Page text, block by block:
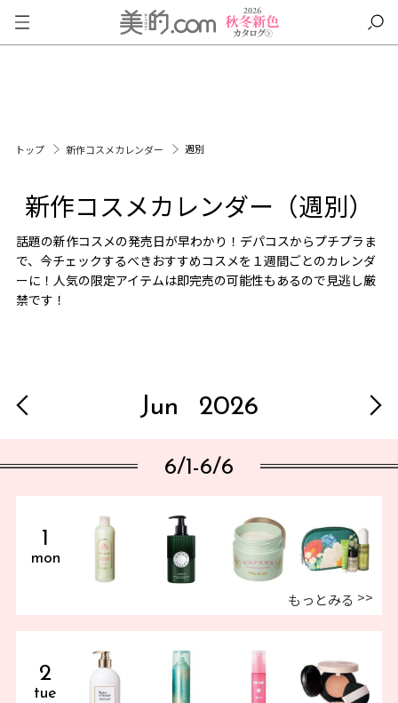
トップ 新作コスメカレンダー 週別
新作コスメカレンダー（週別）
話題の新作コスメの発売日が早わかり！デパコスからプチプラま
で、今チェックするべきおすすめコスメを１週間ごとのカレンダ
ーに！人気の限定アイテムは即完売の可能性もあるので見逃し厳
禁です！
Jun 2026
6/1-6/6
1
mon
もっとみる
2
tue